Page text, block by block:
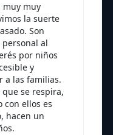
muy muy
la suerte
Son
al
por niños
y
a las familias.
se respira,
ellos es
hacen un